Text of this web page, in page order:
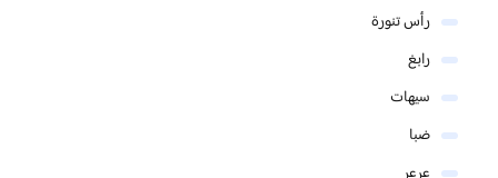
رأس تنورة
رابغ
سيهات
ضبا